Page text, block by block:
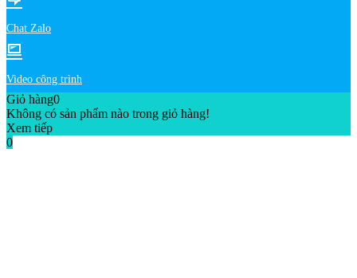
Chat Zalo
Video công trình
Giỏ hàng0
Không có sản phẩm nào trong giỏ hàng!
Xem tiếp
0